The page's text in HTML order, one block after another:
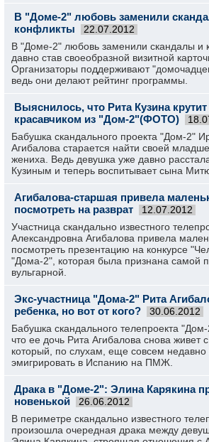
В "Доме-2" любовь заменили
конфликты
22.07.2012
В "Доме-2" любовь заменили скандалы и
давно став своеобразной визитной
Организаторы поддерживают
ведь они делают рейтинг программы.
Выяснилось, что Рита Кузина
красавчиком из "Дом-2"(ФОТО)
Бабушка скандального проекта "Дом-2"
Агибалова старается найти своей
жениха. Ведь девушка уже давно
Кузиным и теперь воспитывает сына
Агибалова-старшая привела
посмотреть на разврат
12.07.2012
Участница скандально известного
Александровна Агибалова привела
посмотреть презентацию на конкурсе
"Дома-2", которая была признана самой
вульгарной.
Экс-участница "Дома-2" Рита
ребенка, но вот от кого?
30.06.2012
Бабушка скандального телепроекта
что ее дочь Рита Агибалова снова живет
который, по слухам, еще совсем недавно
эмигрировать в Испанию на ПМЖ.
Драка в "Доме-2": Элина Карякина
новенькой
26.06.2012
В периметре скандально известного
произошла очередная драка между